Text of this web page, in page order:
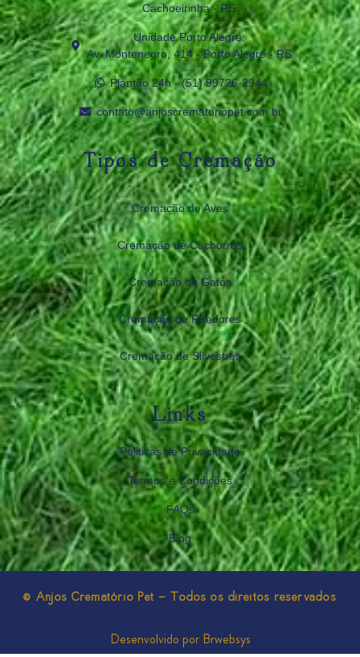
Cachoeirinha - RS
Unidade Porto Alegre:
Av. Montenegro, 414 - Porto Alegre - RS
Plantão 24h - (51) 99726‑2944
contato@anjoscrematoriopet.com.br
Tipos de Cremação
Cremação de Aves
Cremação de Cachorros
Cremação de Gatos
Cremação de Roedores
Cremação de Silvestres
Links
Politicas de Privacidade
Termos e Condições
FAQs
Blog
© Anjos Crematório Pet - Todos os direitos reservados
Desenvolvido por Brwebsys